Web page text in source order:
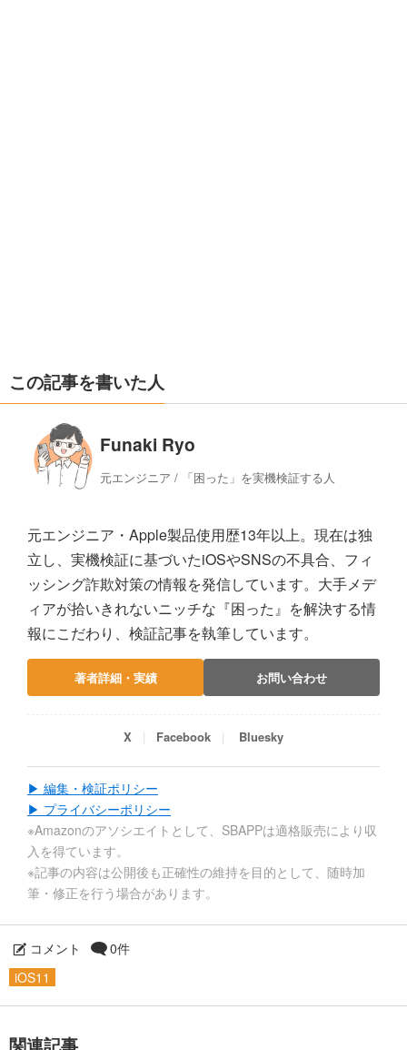
この記事を書いた人
Funaki Ryo
元エンジニア / 「困った」を実機検証する人
元エンジニア・Apple製品使用歴13年以上。現在は独
立し、実機検証に基づいたiOSやSNSの不具合、フィ
ッシング詐欺対策の情報を発信しています。大手メデ
ィアが拾いきれないニッチな『困った』を解決する情
報にこだわり、検証記事を執筆しています。
著者詳細・実績 お問い合わせ
X Facebook Bluesky
▶ 編集・検証ポリシー
▶ プライバシーポリシー
※Amazonのアソシエイトとして、SBAPPは適格販売により収
入を得ています。
※記事の内容は公開後も正確性の維持を目的として、随時加
筆・修正を行う場合があります。
コメント
0件
iOS11
関連記事